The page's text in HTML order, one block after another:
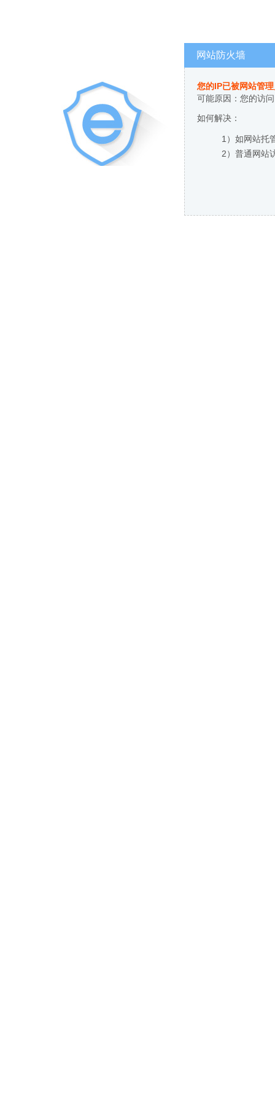
网站防火墙
您的IP已被网站管
可能原因：您的访
如何解决：
1）如网站托
2）普通网站